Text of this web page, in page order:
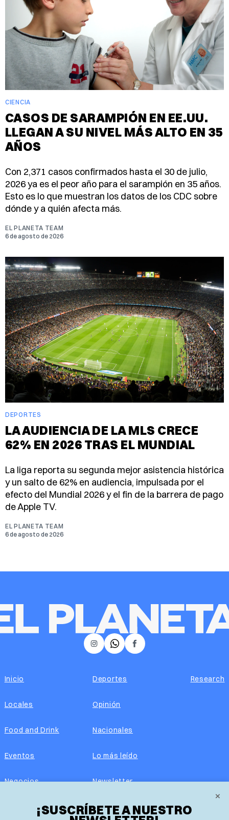
CIENCIA
CASOS DE SARAMPIÓN EN EE.UU.
LLEGAN A SU NIVEL MÁS ALTO EN 35
AÑOS
Con 2,371 casos confirmados hasta el 30 de julio,
2026 ya es el peor año para el sarampión en 35 años.
Esto es lo que muestran los datos de los CDC sobre
dónde y a quién afecta más.
EL PLANETA TEAM
6 de agosto de 2026
DEPORTES
LA AUDIENCIA DE LA MLS CRECE
62% EN 2026 TRAS EL MUNDIAL
La liga reporta su segunda mejor asistencia histórica
y un salto de 62% en audiencia, impulsada por el
efecto del Mundial 2026 y el fin de la barrera de pago
de Apple TV.
EL PLANETA TEAM
6 de agosto de 2026
×
¡SUSCRÍBETE A NUESTRO
𝕏 Facebook
Instagram
Inicio
Locales
Food and Drink
Eventos
Negocios
Real Estate
Deportes
Opinión
Nacionales
Lo más leído
Newsletter
Edición impresa
Research